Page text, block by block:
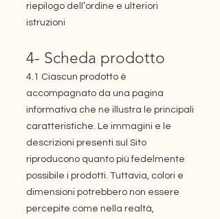
riepilogo dell’ordine e ulteriori
istruzioni
4- Scheda prodotto
4.1 Ciascun prodotto è
accompagnato da una pagina
informativa che ne illustra le principali
caratteristiche. Le immagini e le
descrizioni presenti sul Sito
riproducono quanto più fedelmente
possibile i prodotti. Tuttavia, colori e
dimensioni potrebbero non essere
percepite come nella realtà,